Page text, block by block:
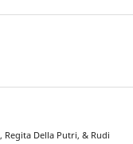
Regita Della Putri, & Rudi